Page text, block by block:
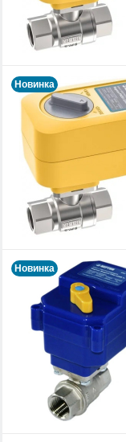
Новинка
Новинка